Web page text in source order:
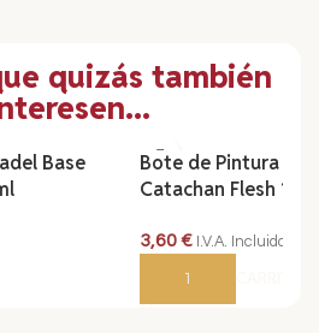
quizás también
Base
Bote de Pintura
Catachan Flesh 12
3,60€ I.V.A. Incluido
AÑADIR AL CARRITO